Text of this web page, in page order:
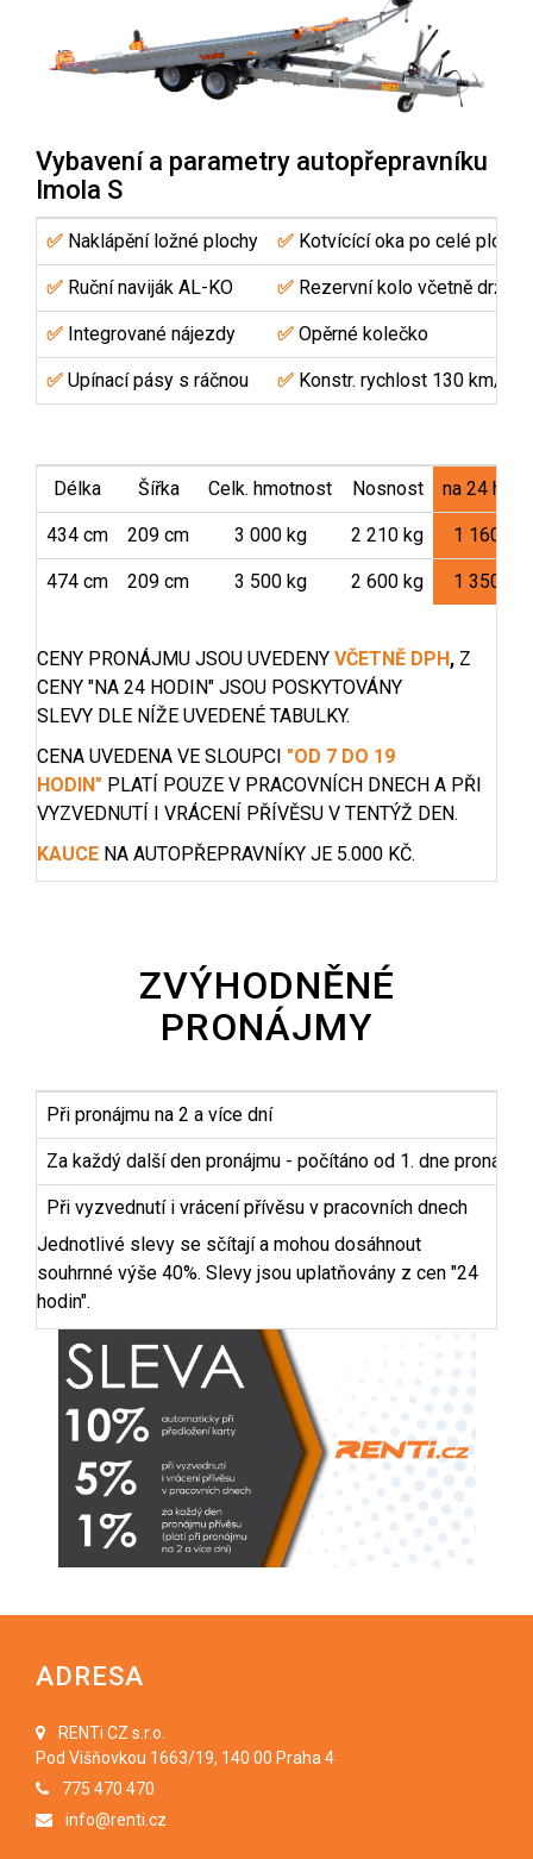
Vybavení a parametry autopřepravníku
Imola S
✅ Naklápění ložné plochy ✅ Kotvícící oka po celé ploše
✅ Ruční naviják AL-KO ✅ Rezervní kolo včetně držáku
✅ Integrované nájezdy ✅ Opěrné kolečko
✅ Upínací pásy s ráčnou ✅ Konstr. rychlost 130 km/
Délka Šířka Celk. hmotnost Nosnost na 24
434 cm 209 cm 3 000 kg 2 210 kg 1 160 Kč
474 cm 209 cm 3 500 kg 2 600 kg 1 350 Kč
CENY PRONÁJMU JSOU UVEDENY VČETNĚ DPH, Z
CENY "NA 24 HODIN" JSOU POSKYTOVÁNY
SLEVY DLE NÍŽE UVEDENÉ TABULKY.
CENA UVEDENA VE SLOUPCI "OD 7 DO 19
HODIN" PLATÍ POUZE V PRACOVNÍCH DNECH A PŘI
VYZVEDNUTÍ I VRÁCENÍ PŘÍVĚSU V TENTÝŽ DEN.
KAUCE NA AUTOPŘEPRAVNÍKY JE 5.000 KČ.
ZVÝHODNĚNÉ
PRONÁJMY
Při pronájmu na 2 a více dní
Za každý další den pronájmu - počítáno od 1. dne pronájmu
Při vyzvednutí i vrácení přívěsu v pracovních dnech
Jednotlivé slevy se sčítají a mohou dosáhnout
souhrnné výše 40%. Slevy jsou uplatňovány z cen "24
hodin".
ADRESA
RENTi CZ s.r.o.
Pod Višňovkou 1663/19, 140 00 Praha 4
775 470 470
info@renti.cz